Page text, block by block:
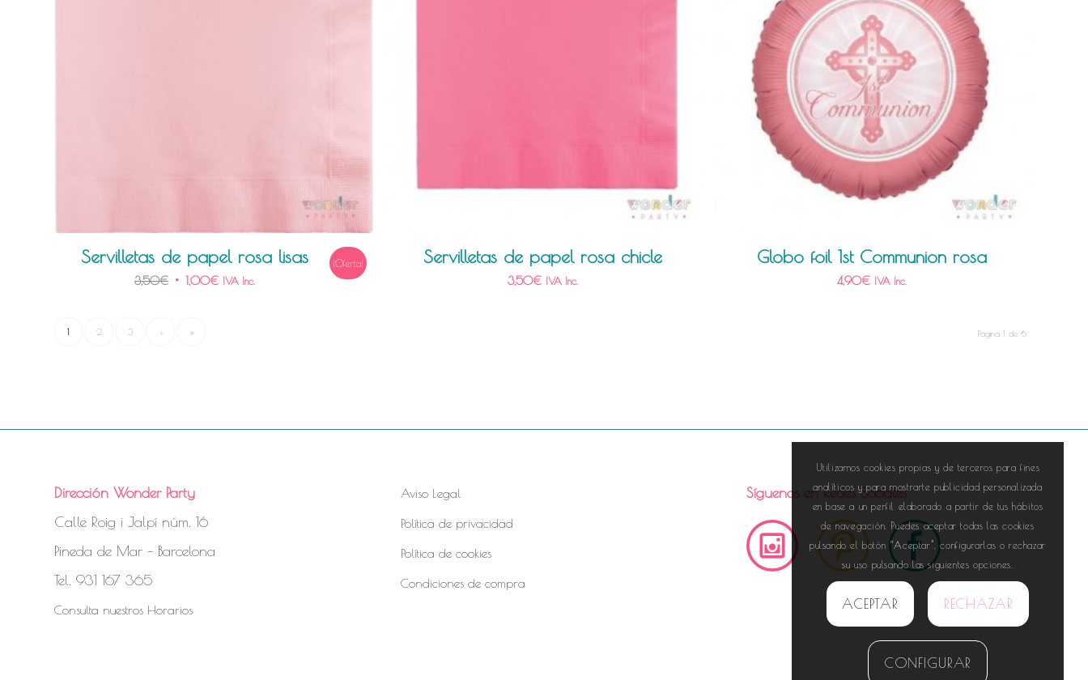
Servilletas de papel rosa lisas
3,50€ 1,00€ IVA Inc.
¡Oferta! Servilletas de papel rosa chicle
3,50€ IVA Inc.
Globo foil 1st Communion rosa
4,90€ IVA Inc.
Página 1 de 6
1 2 3 › »
Dirección Wonder Party
Calle Roig i Jalpí núm. 16
Pineda de Mar – Barcelona
Tel. 931 167 365
Consulta nuestros Horarios
Aviso Legal
Política de privacidad
Política de cookies
Condiciones de compra
Síguenos en Redes Sociales
Utilizamos cookies propias y de terceros para fines
analíticos y para mostrarte publicidad personalizada
en base a un perfil elaborado a partir de tus hábitos
de navegación. Puedes aceptar todas las cookies
pulsando el botón “Aceptar”, configurarlas o rechazar
su uso pulsando las siguientes opciones.
ACEPTAR RECHAZAR
CONFIGURAR